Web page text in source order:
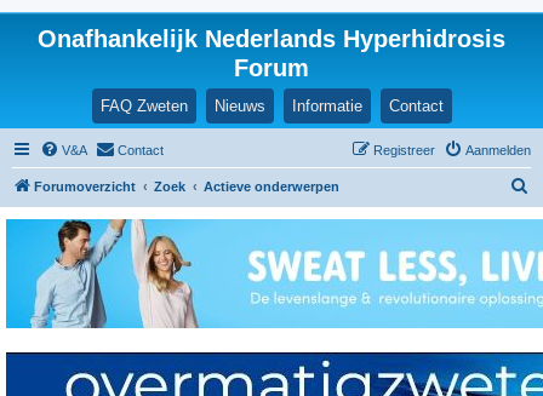
Onafhankelijk Nederlands Hyperhidrosis
Forum
FAQ Zweten Nieuws Informatie Contact
V&A Contact Aanmelden
Registreer
Forumoverzicht Zoek Actieve onderwerpen
k